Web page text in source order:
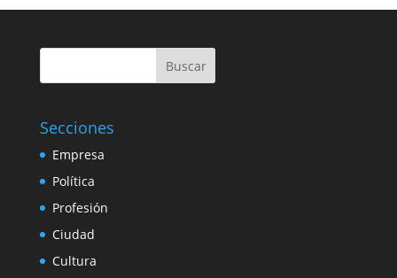
Buscar
Secciones
Empresa
Política
Profesión
Ciudad
Cultura